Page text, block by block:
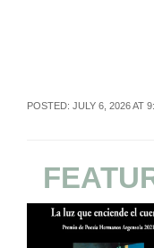
POSTED: JULY 6, 2026 AT